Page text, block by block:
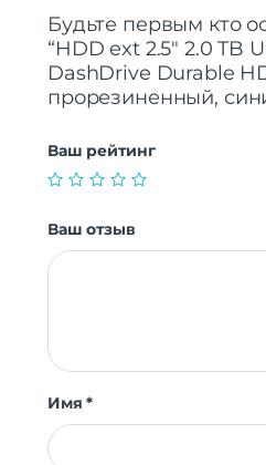
Будьте первым кто
“HDD ext 2.5″ 2.0 TB
DashDrive Durable
прорезиненный,
Ваш рейтинг
Ваш отзыв
Имя*